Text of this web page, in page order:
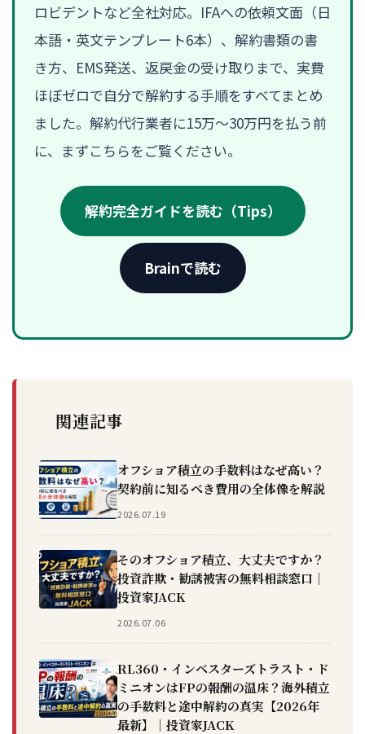
ロビデントなど全社対応。IFAへの依頼文面（日
本語・英文テンプレート6本）、解約書類の書
き方、EMS発送、返戻金の受け取りまで、実費
ほぼゼロで自分で解約する手順をすべてまとめ
ました。解約代行業者に15万〜30万円を払う前
に、まずこちらをご覧ください。
解約完全ガイドを読む（Tips）
Brainで読む
関連記事
オフショア積立の手数料はなぜ高い？
契約前に知るべき費用の全体像を解説
2026.07.19
そのオフショア積立、大丈夫ですか？
投資詐欺・勧誘被害の無料相談窓口｜
投資家JACK
2026.07.06
RL360・インベスターズトラスト・ド
ミニオンはFPの報酬の温床？海外積立
の手数料と途中解約の真実【2026年
最新】｜投資家JACK